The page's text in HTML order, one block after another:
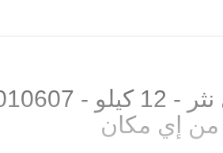
من إي مكان